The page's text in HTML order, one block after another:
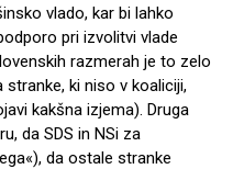
vlado, kar bi lahko
pri izvolitvi vlade
razmerah je to zelo
stranke, ki niso v koaliciji,
kakšna izjema). Druga
da SDS in NSi za
da ostale stranke